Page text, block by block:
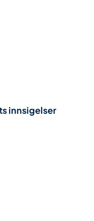
innsigelser